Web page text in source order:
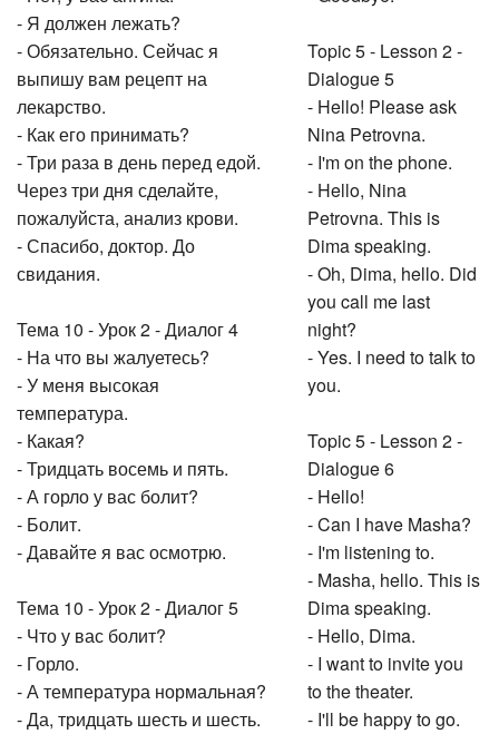
- Я должен лежать?
- Обязательно. Сейчас я
выпишу вам рецепт на
лекарство.
- Как его принимать?
- Три раза в день перед едой.
Через три дня сделайте,
пожалуйста, анализ крови.
- Спасибо, доктор. До
свидания.
Тема 10 - Урок 2 - Диалог 4
- На что вы жалуетесь?
- У меня высокая
температура.
- Какая?
- Тридцать восемь и пять.
- А горло у вас болит?
- Болит.
- Давайте я вас осмотрю.
Тема 10 - Урок 2 - Диалог 5
- Что у вас болит?
- Горло.
- А температура нормальная?
- Да, тридцать шесть и шесть.
Topic 5 - Lesson 2 -
Dialogue 5
- Hello! Please ask
Nina Petrovna.
- I'm on the phone.
- Hello, Nina
Petrovna. This is
Dima speaking.
- Oh, Dima, hello. Did
you call me last
night?
- Yes. I need to talk to
you.
Topic 5 - Lesson 2 -
Dialogue 6
- Hello!
- Can I have Masha?
- I'm listening to.
- Masha, hello. This is
Dima speaking.
- Hello, Dima.
- I want to invite you
to the theater.
- I'll be happy to go.